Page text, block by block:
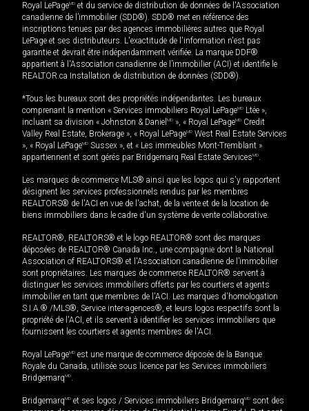
Royal LePageMD et du service de distribution de données de l'Association
canadienne de l’immobilier (SDD®). SDD® met en référence des
inscriptions tenues par des agences immobilières autres que Royal
LePage et ses distributeurs. L'exactitude de l'information n'est pas
garantie et devrait être indépendamment vérifiée. La marque DDF®
appartient à l'Association canadienne de l’immobilier (ACI) et identifie le
REALTOR.ca Installation de distribution de données (SDD®).
*Tous les bureaux sont des propriétés indépendantes. Les bureaux
comprenant la mention « Services immobiliers Royal LePageMD Ltée »,
incluant sa division « Johnston & Daniel MD », « Royal LePageMD Credit
Valley Real Estate, Brokerage », « Royal LePageMD West Real Estate Services
», « Royal LePageMD Sussex », et « Les immeubles Mont-Tremblant »
appartiennent et sont gérés par Bridgemarq Real Estate ServicesMD.
Les marques de commerce MLS® ainsi que les logos qui s'y rapportent
désignent les services professionnels rendus par les membres
REALTORS® de l'ACI en vue de l'achat, de la vente et de la location de
biens immobiliers dans le cadre d'un système de vente collaborative.
REALTOR®, REALTORS® et le logo REALTOR® sont des marques
déposées de REALTOR® Canada Inc., une compagnie dont la National
Association of REALTORS® et l'Association canadienne de l’immobilier
sont propriétaires. Les marques de commerce REALTOR® servent à
distinguer les services immobiliers offerts par les courtiers et agents
immobilier en tant que membres de l'ACI. Les marques d'homologation
S.I.A.® /MLS®, Service inter-agences®, et leurs logos respectifs sont la
propriété de l'ACI, et ils servent à identifier les services immobiliers que
fournissent les courtiers et agents membres de l'ACI.
Royal LePageMD est une marque de commerce déposée de la Banque
Royale du Canada, utilisée sous licence par les Services immobiliers
BridgemarqMD.
BridgemarqMD et ses logos / Services immobiliers BridgemarqMD sont des